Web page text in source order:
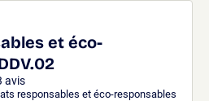
et éco-
avis
responsables et éco-responsables